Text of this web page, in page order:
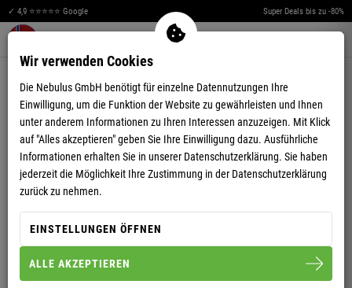
✓ 4,9 ⭐⭐⭐⭐⭐ Google Super Deals bis zu -80%
Warenkorb aufklappen
SHORT HUMEUR HERREN
Wir verwenden Cookies
Die Nebulus GmbH benötigt für einzelne Datennutzungen Ihre
Einwilligung, um die Funktion der Website zu gewährleisten und Ihnen
unter anderem Informationen zu Ihren Interessen anzuzeigen. Mit Klick
auf "Alles akzeptieren" geben Sie Ihre Einwilligung dazu. Ausführliche
Informationen erhalten Sie in unserer Datenschutzerklärung. Sie haben
jederzeit die Möglichkeit Ihre Zustimmung in der Datenschutzerklärung
zurück zu nehmen.
EINSTELLUNGEN ÖFFNEN
ALLE AKZEPTIEREN